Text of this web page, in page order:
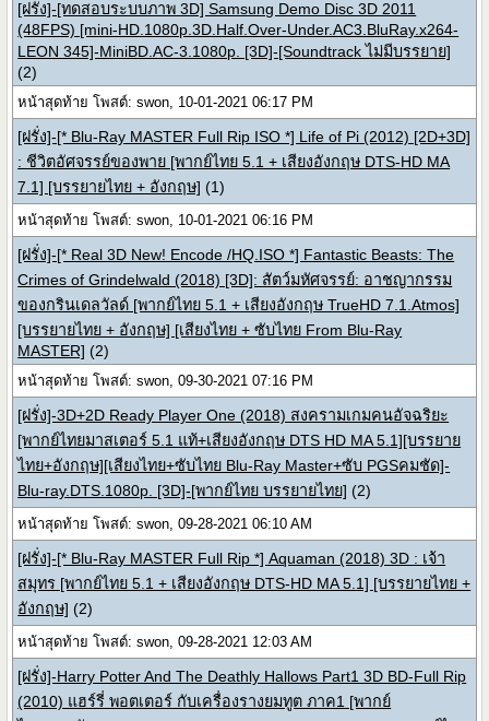
[ฝรั่ง]-[ทดสอบระบบภาพ 3D] Samsung Demo Disc 3D 2011
(48FPS) [mini-HD.1080p.3D.Half.Over-Under.AC3.BluRay.x264-
LEON 345]-MiniBD.AC-3.1080p. [3D]-[Soundtrack ไม่มีบรรยาย]
(2)
หน้าสุดท้าย โพสต์: swon, 10-01-2021 06:17 PM
[ฝรั่ง]-[* Blu-Ray MASTER Full Rip ISO *] Life of Pi (2012) [2D+3D]
: ชีวิตอัศจรรย์ของพาย [พากย์ไทย 5.1 + เสียงอังกฤษ DTS-HD MA
7.1] [บรรยายไทย + อังกฤษ] (1)
หน้าสุดท้าย โพสต์: swon, 10-01-2021 06:16 PM
[ฝรั่ง]-[* Real 3D New! Encode /HQ.ISO *] Fantastic Beasts: The
Crimes of Grindelwald (2018) [3D]: สัตว์มหัศจรรย์: อาชญากรรม
ของกรินเดลวัลด์ [พากย์ไทย 5.1 + เสียงอังกฤษ TrueHD 7.1.Atmos]
[บรรยายไทย + อังกฤษ] [เสียงไทย + ซับไทย From Blu-Ray
MASTER] (2)
หน้าสุดท้าย โพสต์: swon, 09-30-2021 07:16 PM
[ฝรั่ง]-3D+2D Ready Player One (2018) สงครามเกมคนอัจฉริยะ
[พากย์ไทยมาสเตอร์ 5.1 แท้+เสียงอังกฤษ DTS HD MA 5.1][บรรยาย
ไทย+อังกฤษ][เสียงไทย+ซับไทย Blu-Ray Master+ซับ PGSคมชัด]-
Blu-ray.DTS.1080p. [3D]-[พากย์ไทย บรรยายไทย] (2)
หน้าสุดท้าย โพสต์: swon, 09-28-2021 06:10 AM
[ฝรั่ง]-[* Blu-Ray MASTER Full Rip *] Aquaman (2018) 3D : เจ้า
สมุทร [พากย์ไทย 5.1 + เสียงอังกฤษ DTS-HD MA 5.1] [บรรยายไทย +
อังกฤษ] (2)
หน้าสุดท้าย โพสต์: swon, 09-28-2021 12:03 AM
[ฝรั่ง]-Harry Potter And The Deathly Hallows Part1 3D BD-Full Rip
(2010) แฮร์รี่ พอตเตอร์ กับเครื่องรางยมทูต ภาค1 [พากย์